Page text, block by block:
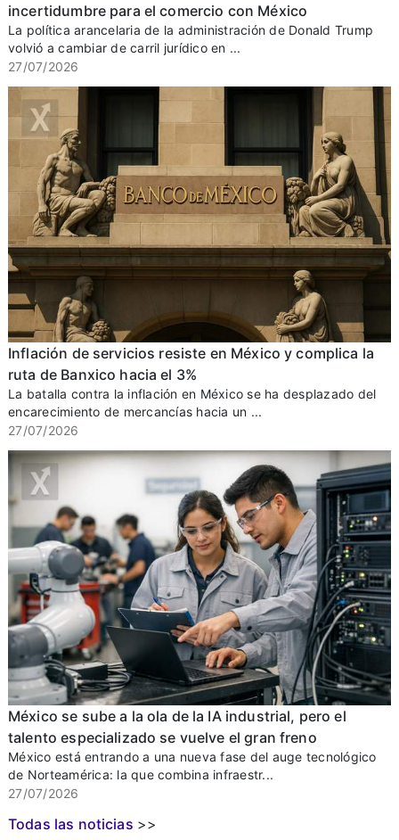
incertidumbre para el comercio con México
La política arancelaria de la administración de Donald Trump
volvió a cambiar de carril jurídico en ...
27/07/2026
Inflación de servicios resiste en México y complica la
ruta de Banxico hacia el 3%
La batalla contra la inflación en México se ha desplazado del
encarecimiento de mercancías hacia un ...
27/07/2026
México se sube a la ola de la IA industrial, pero el
talento especializado se vuelve el gran freno
México está entrando a una nueva fase del auge tecnológico
de Norteamérica: la que combina infraestr...
27/07/2026
Todas las noticias >>